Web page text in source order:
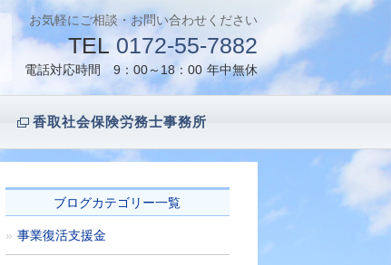
お気軽にご相談・お問い合わせください
TEL 0172-55-7882
電話対応時間 9：00～18：00 年中無休
香取社会保険労務士事務所
ブログカテゴリー一覧
事業復活支援金